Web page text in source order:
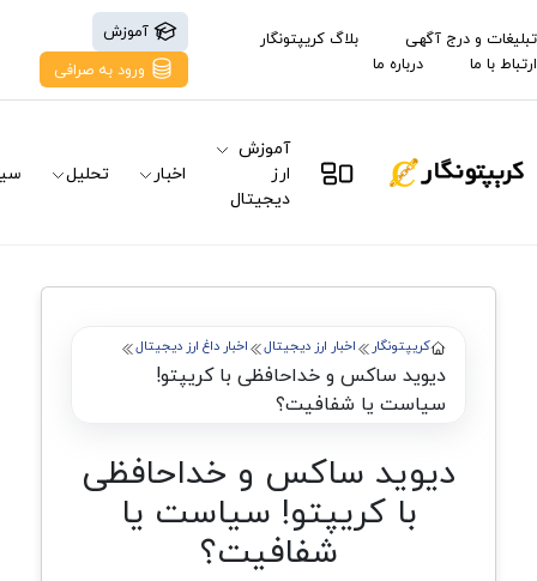
تبلیغات و درج آگهی
بلاگ کریپتونگار
ارتباط با ما
درباره ما
آموزش
ورود به صرافی
آموزش
ارز
دیجیتال
اخبار تحلیل
کریپتونگار اخبار ارز دیجیتال اخبار داغ ارز دیجیتال
دیوید ساکس و خداحافظی با کریپتو!
سیاست یا شفافیت؟
دیوید ساکس و خداحافظی
با کریپتو! سیاست یا
شفافیت؟